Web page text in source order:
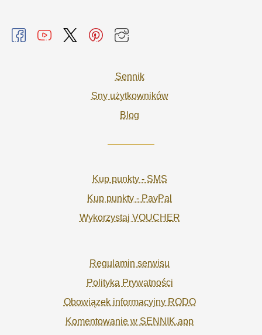
Sennik
Sny użytkowników
Blog
Kup punkty - SMS
Kup punkty - PayPal
Wykorzystaj VOUCHER
Regulamin serwisu
Polityka Prywatności
Obowiązek informacyjny RODO
Komentowanie w SENNIK.app